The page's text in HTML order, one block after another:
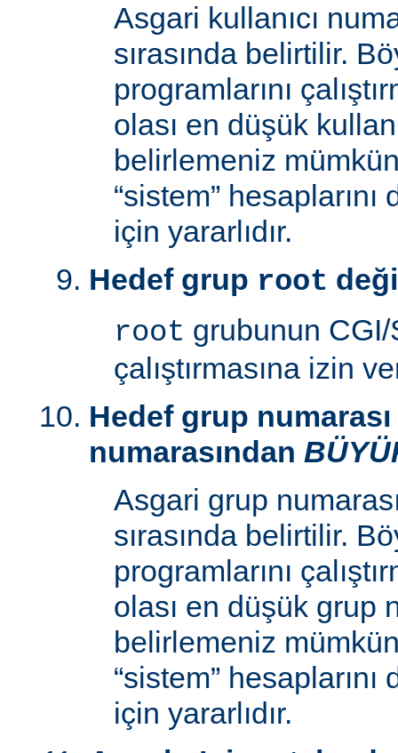
Asgari kullanıcı
sırasında belirtilir.
programlarını
olası en düşük
belirlemeniz mümkün
“sistem”
için yararlıdır.
Hedef grup root
root grubunun CGI/
çalıştırmasına izin
Hedef grup
numarasından
Asgari grup
sırasında belirtilir.
programlarını
olası en düşük grup
belirlemeniz mümkün
“sistem”
için yararlıdır.